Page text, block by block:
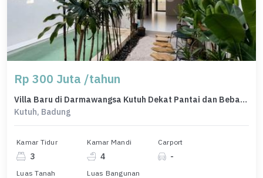
Rp 300 Juta /tahun
Villa Baru di Darmawangsa Kutuh Dekat Pantai dan Bebas Banjir
Kutuh, Badung
Kamar Tidur
3
Kamar Mandi
4
Carport
-
Luas Tanah Luas Bangunan